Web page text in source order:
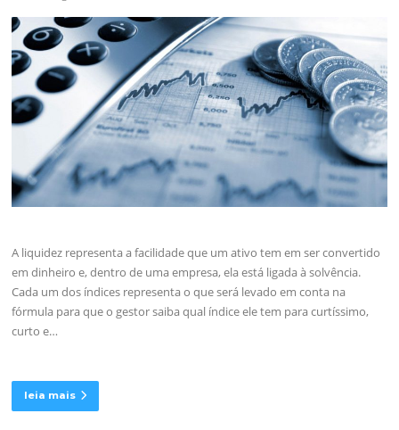
A liquidez representa a facilidade que um ativo tem em ser convertido
em dinheiro e, dentro de uma empresa, ela está ligada à solvência.
Cada um dos índices representa o que será levado em conta na
fórmula para que o gestor saiba qual índice ele tem para curtíssimo,
curto e…
leia mais